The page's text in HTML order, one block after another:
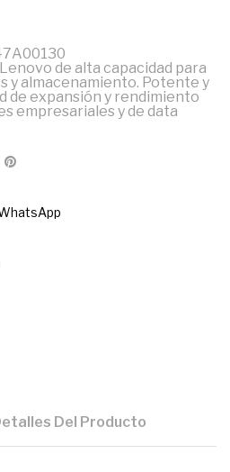
de alta capacidad para
y almacenamiento. Potente y
de expansión y rendimiento
empresariales y de data
Del Producto